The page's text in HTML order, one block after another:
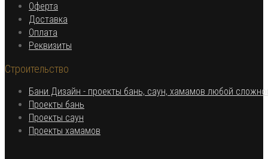
Оферта
в
вкладке
Доставка
новой
Оплата
в
вкладке
Реквизиты
Строительство
Бани Дизайн - проекты бань, саун, хамамов любой
Проекты бань
новой
Проекты саун
в
Проекты хамамов